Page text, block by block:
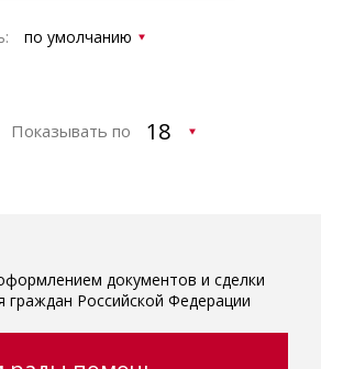
Показывать по
документов и сделки
граждан Российской Федерации